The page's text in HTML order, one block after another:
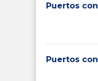
Puertos
Puertos